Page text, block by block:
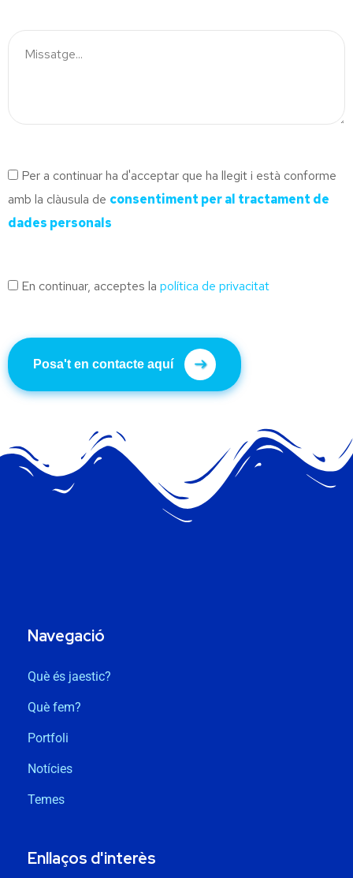
Per a continuar ha d'acceptar que ha llegit i està conforme
amb la clàusula de consentiment per al tractament de
dades personals
En continuar, acceptes la política de privacitat
Posa't en contacte aquí
Navegació
Què és jaestic?
Què fem?
Portfoli
Notícies
Temes
Enllaços d'interès